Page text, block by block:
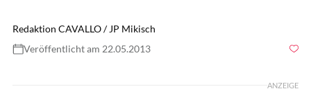
Redaktion CAVALLO / JP Mikisch
Veröffentlicht am 22.05.2013
ANZEIGE